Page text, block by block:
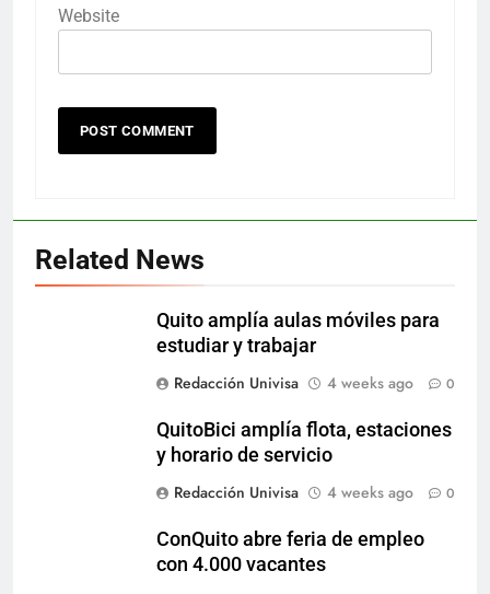
Website
Related News
Quito amplía aulas móviles para
estudiar y trabajar
Redacción Univisa
4 weeks ago 0
QuitoBici amplía flota, estaciones
y horario de servicio
Redacción Univisa
4 weeks ago 0
ConQuito abre feria de empleo
con 4.000 vacantes